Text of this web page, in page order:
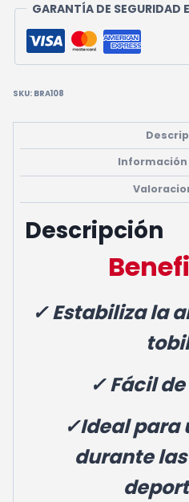
GARANTÍA DE SEGURIDAD
SKU: BRA108
Descripción
✓ Estabiliza la
✓Fácilde
✓Ideal para
durante